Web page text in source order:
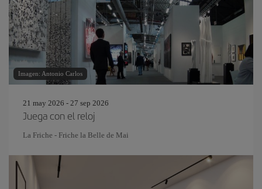
Imagen: Antonio Carlos
21 may 2026 - 27 sep 2026
Juega con el reloj
La Friche - Friche la Belle de Mai